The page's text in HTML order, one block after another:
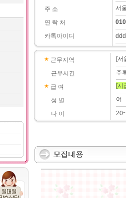
주 소
연 락 처
카톡아이디
서
근무지역
근무시간
급 여
성 별
나 이
[서
추
[시
여